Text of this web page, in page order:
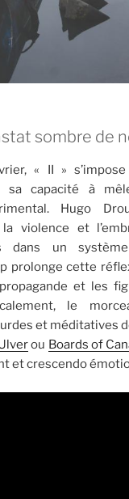
sombre de
« II »
sa capacité à
Hugo
la violence et
dans un
prolonge cette
et les
le
et méditatives
ou Boards of
et crescendo